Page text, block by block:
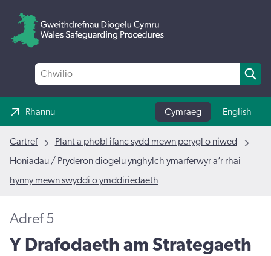
Rhannu Cymraeg English
Cartref
Plant a phobl ifanc sydd mewn perygl o niwed
Honiadau / Pryderon diogelu ynghylch ymarferwyr a’r rhai
hynny mewn swyddi o ymddiriedaeth
Y Drafodaeth am Strategaeth
Adref 5